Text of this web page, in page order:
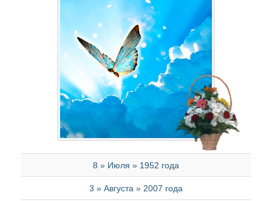
8 » Июля » 1952 года
3 » Августа » 2007 года